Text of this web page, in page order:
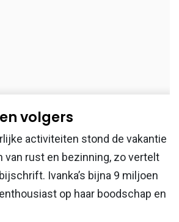
volgers
activiteiten stond de vakantie
van rust en bezinning, zo vertelt
Ivanka’s bijna 9 miljoen
op haar boodschap en